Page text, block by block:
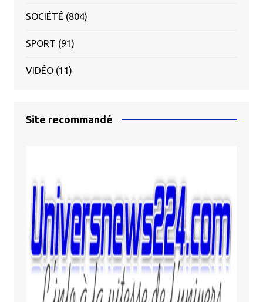
SOCIÉTÉ (804)
SPORT (91)
VIDÉO(11)
Site recommandé